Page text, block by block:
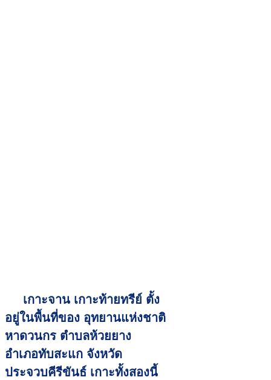
เกาะจาน เกาะท้ายทรีย์ ตั้ง
อยู่ในพื้นที่ของ อุทยานแห่งชาติ
หาดวนกร ตำบลห้วยยาง
อำเภอทับสะแก จังหวัด
ประจวบคีรีขันธ์ เกาะทั้งสองนี้